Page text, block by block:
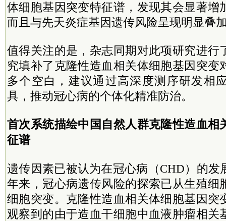
体细胞基因突变特征谱，发现其会显著增
而且与先天炎症基因遗传风险呈现明显叠
值得关注的是，杂志同期对此项研究进行
究填补了克隆性造血相关体细胞基因突变
多个空白，建议通过高深度测序研发相
具，推动冠心病的个体化精准防治。
首次系统描绘中国自然人群克隆性造血相
征谱
遗传因素已被认为在冠心病（CHD）的发
年来，冠心病遗传风险的探索已从生殖细
细胞突变。克隆性造血相关体细胞基因突
观察到的由于造血干细胞中血液肿瘤相关